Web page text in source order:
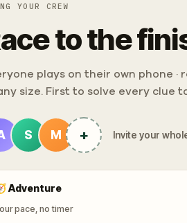
YOUR CREW
to the
plays on their own phone ·
size. First to solve every clue
S M + Invite your
Adventure
pace, no timer